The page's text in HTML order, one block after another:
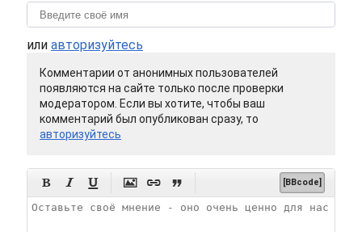
или авторизуйтесь
Комментарии от анонимных пользователей
появляются на сайте только после проверки
модератором. Если вы хотите, чтобы ваш
комментарий был опубликован сразу, то
авторизуйтесь
      [BBcode]